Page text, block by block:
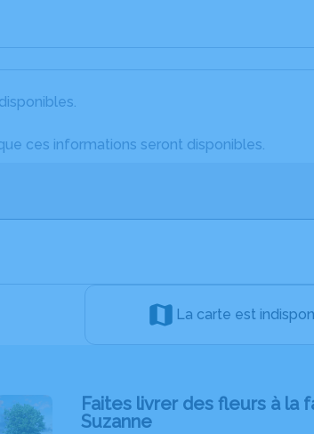
ces informations seront disponibles.
La carte est
Faites livrer des fleurs à la
Suzanne